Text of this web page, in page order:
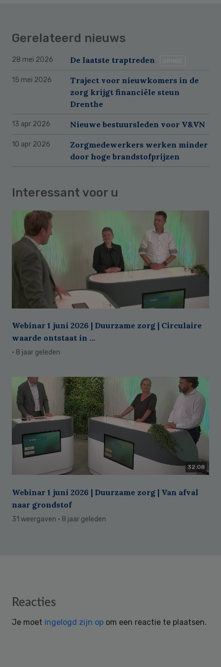
Gerelateerd nieuws
28 mei 2026 De laatste traptreden
15 mei 2026
Traject voor nieuwkomers in de
zorg krijgt financiële steun
Drenthe
13 apr 2026 Nieuwe bestuursleden voor V&VN
10 apr 2026
Zorgmedewerkers werken minder
door hoge brandstofprijzen
Interessant voor u
Webinar 1 juni 2026 | Duurzame zorg | Circulaire
waarde ontstaat in ...
· 8 jaar geleden
32:08
Webinar 1 juni 2026 | Duurzame zorg | Van afval
naar grondstof
31 weergaven · 8 jaar geleden
Reader
Reacties
Je moet ingelogd zijn op om een reactie te plaatsen.